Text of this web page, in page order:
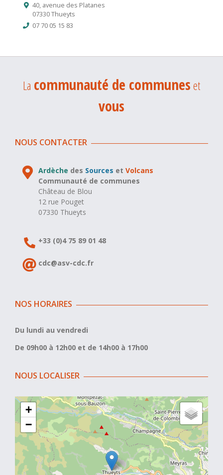
40, avenue des Platanes
07330 Thueyts
07 70 05 15 83
La communauté de communeset
vous
NOUS CONTACTER
Ardèche des Sources etVolcans
Communauté de communes
Château de Blou
12 rue Pouget
07330 Thueyts
+33 (0)4 75 89 01 48
cdc@asv-cdc.fr
NOS HORAIRES
Du lundi au vendredi
De 09h00 à 12h00 et de 14h00 à 17h00
NOUS LOCALISER
+
−